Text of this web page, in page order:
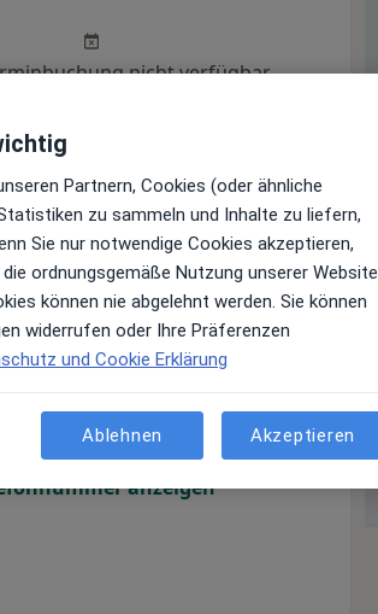
nicht verfügbar
Morgen
8 Aug
So,
9 Aug
Mo,
10 Aug
nicht verfügbar
anzeigen
Partnern, Cookies (oder ähnliche
zu sammeln und Inhalte zu liefern,
Sie nur notwendige Cookies akzeptieren,
ordnungsgemäße Nutzung unserer Website
können nie abgelehnt werden. Sie können
widerrufen oder Ihre Präferenzen
und Cookie Erklärung
Ablehnen Akzeptieren